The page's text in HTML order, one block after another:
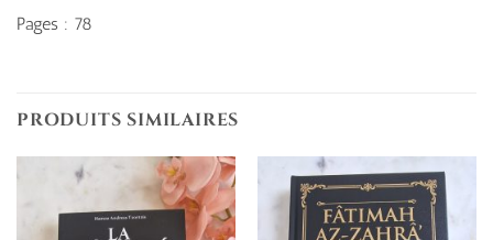
Pages : 78
PRODUITS SIMILAIRES